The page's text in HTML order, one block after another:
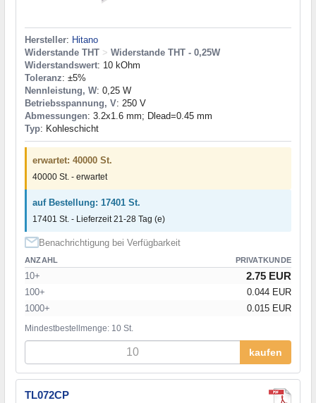
Hersteller: Hitano
Widerstande THT > Widerstande THT - 0,25W
Widerstandswert: 10 kOhm
Toleranz: ±5%
Nennleistung, W: 0,25 W
Betriebsspannung, V: 250 V
Abmessungen: 3.2x1.6 mm; Dlead=0.45 mm
Typ: Kohleschicht
erwartet: 40000 St.
40000 St. - erwartet
auf Bestellung: 17401 St.
17401 St. - Lieferzeit 21-28 Tag (e)
Benachrichtigung bei Verfügbarkeit
ANZAHL PRIVATKUNDE
10+ 2.75 EUR
100+
0.044 EUR
1000+
0.015 EUR
Mindestbestellmenge: 10 St.
kaufen
TL072CP